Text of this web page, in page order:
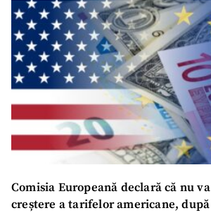
Trimite o informație
Despre
in English
на
Comisia Europeană declară că nu
creștere a tarifelor americane,